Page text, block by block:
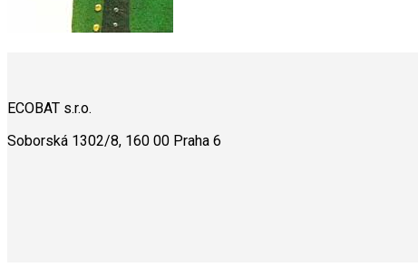
ECOBAT s.r.o.
Soborská 1302/8, 160 00 Praha 6